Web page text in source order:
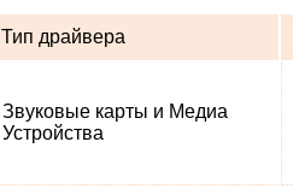
Тип драйвера
Звуковые карты и Медиа
Устройства